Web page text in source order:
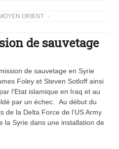
MOYEN ORIENT
de sauvetage
de sauvetage en Syrie
Foley et Steven Sotloff ainsi
l’Etat islamique en Iraq et au
par un échec. Au début du
de la Delta Force de l’US Army
la Syrie dans une installation de